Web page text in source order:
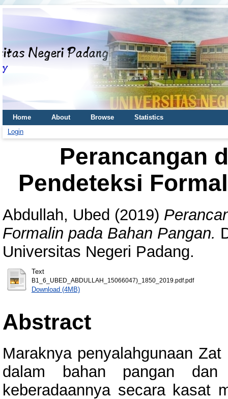
Home About Browse
Statistics
Login
Perancangan
Pendeteksi
Abdullah, Ubed (2019)
Formalin pada Bahan Pangan.
Universitas Negeri Padang.
Text
B1_6_UBED_ABDULLAH_15066047)_1850_2019.pdf.pdf
Download (4MB)
Abstract
Maraknya penyalahgunaan
dalam bahan pangan dan
keberadaannya secara kasat